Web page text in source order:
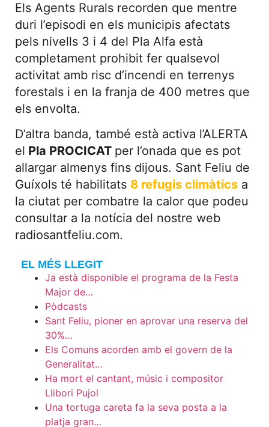
Els Agents Rurals recorden que mentre
duri l’episodi en els municipis afectats
pels nivells 3 i 4 del Pla Alfa està
completament prohibit fer qualsevol
activitat amb risc d’incendi en terrenys
forestals i en la franja de 400 metres que
els envolta.
D’altra banda, també està activa l’ALERTA
el Pla PROCICAT per l’onada que es pot
allargar almenys fins dijous. Sant Feliu de
Guíxols té habilitats 8 refugis climàtics a
la ciutat per combatre la calor que podeu
consultar a la notícia del nostre web
radiosantfeliu.com.
EL MÉS LLEGIT
Ja està disponible el programa de la Festa
Major de…
Pòdcasts
Sant Feliu, pioner en aprovar una reserva del
30%…
Els Comuns acorden amb el govern de la
Generalitat…
Ha mort el cantant, músic i compositor
Llibori Pujol
Una tortuga careta fa la seva posta a la
platja gran…